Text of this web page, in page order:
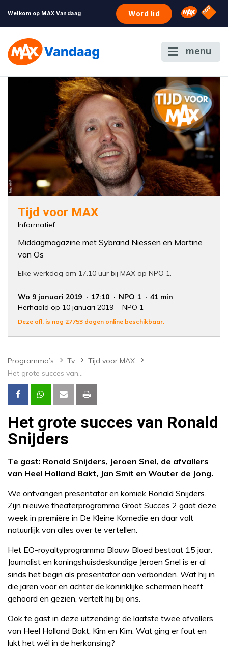
Welkom op MAX Vandaag Word lid Omroep
NPO
menu
Tijd voor MAX
Informatief
Middagmagazine met Sybrand Niessen en Martine
van Os
Elke werkdag om 17.10 uur bij MAX op NPO 1.
Wo 9 januari 2019 17:10 NPO 1
41 min
Herhaald op 10 januari 2019
NPO 1
Deze afl. is nog 27753 dagen online beschikbaar.
Programma’s Tv
Tijd voor MAX
Het grote succes van Ronald Snijders
Het grote succes van Ronald
Snijders
Te gast: Ronald Snijders, Jeroen Snel, de afvallers
van Heel Holland Bakt, Jan Smit en Wouter de Jong.
We ontvangen presentator en komiek Ronald Snijders.
Zijn nieuwe theaterprogramma Groot Succes 2 gaat deze
week in première in De Kleine Komedie en daar valt
natuurlijk van alles over te vertellen.
Het EO-royaltyprogramma Blauw Bloed bestaat 15 jaar.
Journalist en koningshuisdeskundige Jeroen Snel is er al
sinds het begin als presentator aan verbonden. Wat hij in
die jaren voor en achter de koninklijke schermen heeft
gehoord en gezien, vertelt hij bij ons.
Ook te gast in deze uitzending: de laatste twee afvallers
van Heel Holland Bakt, Kim en Kim. Wat ging er fout en
lukt het wél in de herkansing?